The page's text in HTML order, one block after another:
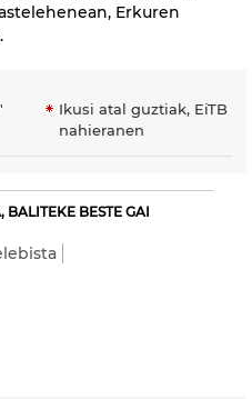
Erkuren
Ikusi atal guztiak, EiTB
nahieranen
BESTE GAI